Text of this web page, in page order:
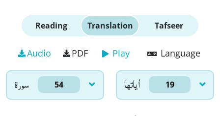
Reading Translation Tafseer
Audio PDF Play Language
سورۃ 54 اٰياتها 19